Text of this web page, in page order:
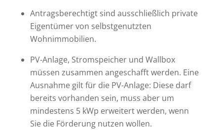
Antragsberechtigt sind ausschließlich private
Eigentümer von selbstgenutzten
Wohnimmobilien.
PV-Anlage, Stromspeicher und Wallbox
müssen zusammen angeschafft werden. Eine
Ausnahme gilt für die PV-Anlage: Diese darf
bereits vorhanden sein, muss aber um
mindestens 5 kWp erweitert werden, wenn
Sie die Förderung nutzen wollen.